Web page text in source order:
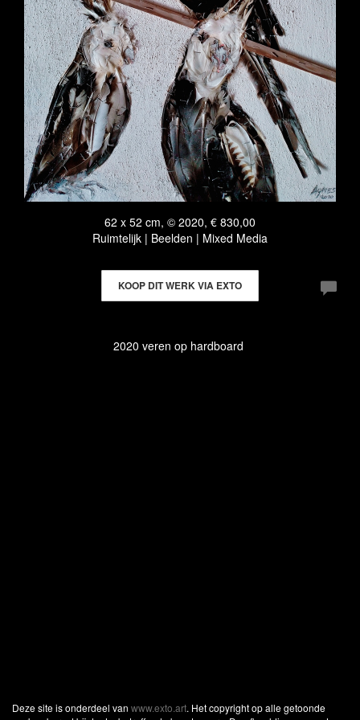
62 x 52 cm, © 2020, € 830,00
Ruimtelijk | Beelden | Mixed Media
KOOP DIT WERK VIA EXTO
2020 veren op hardboard
Deze site is onderdeel van www.exto.art. Het copyright op alle getoonde